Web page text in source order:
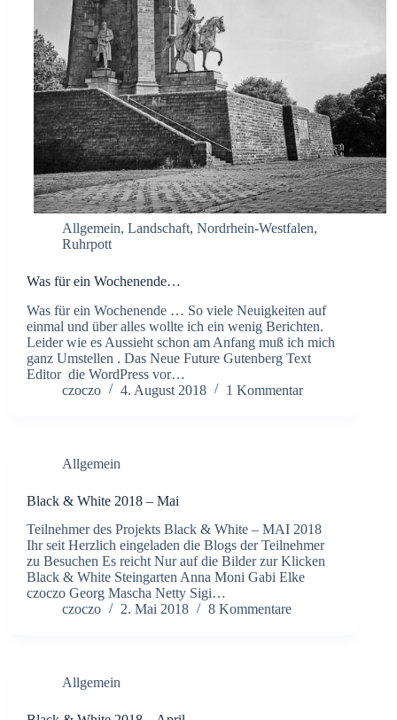
Allgemein, Landschaft, Nordrhein-Westfalen,
Ruhrpott
Was für ein Wochenende…
Was für ein Wochenende … So viele Neuigkeiten auf
einmal und über alles wollte ich ein wenig Berichten.
Leider wie es Aussieht schon am Anfang muß ich mich
ganz Umstellen . Das Neue Future Gutenberg Text
Editor die WordPress vor…
czoczo
4. August 2018 1 Kommentar
Allgemein
Black & White 2018 – Mai
Teilnehmer des Projekts Black & White – MAI 2018
Ihr seit Herzlich eingeladen die Blogs der Teilnehmer
zu Besuchen Es reicht Nur auf die Bilder zur Klicken
Black & White Steingarten Anna Moni Gabi Elke
czoczo Georg Mascha Netty Sigi…
czoczo
2. Mai 2018 8 Kommentare
Allgemein